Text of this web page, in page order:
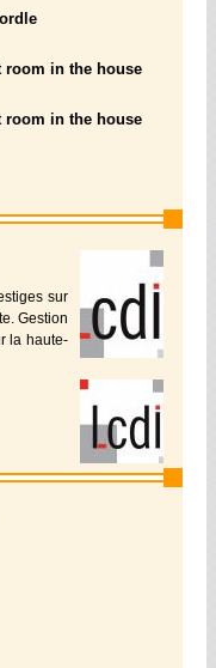
room in the house
room in the house
sur
Gestion
la haute-